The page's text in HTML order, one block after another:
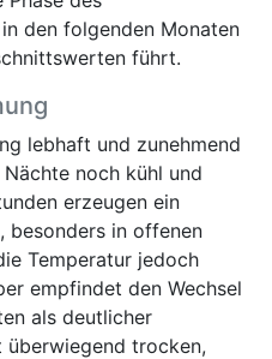
den folgenden Monaten
führt.
lebhaft und zunehmend
noch kühl und
erzeugen ein
besonders in offenen
Temperatur jedoch
empfindet den Wechsel
als deutlicher
trocken,